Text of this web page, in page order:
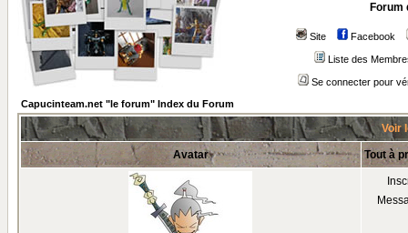
Forum
Site Facebook
Liste des
Se connecter pour
Capucinteam.net "le forum" Index du Forum
Voir
Avatar Tout à